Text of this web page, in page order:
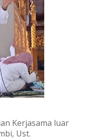
Kerjasama luar
Ust.